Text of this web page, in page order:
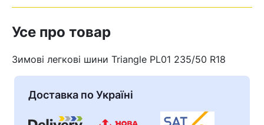
Усе про товар
Зимові легкові шини Triangle PL01 235/50 R18
Доставка по Україні